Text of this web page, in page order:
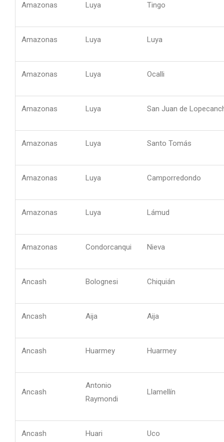
Amazonas Luya Tingo
Amazonas Luya Luya
Amazonas Luya Ocalli
Amazonas Luya San Juan de
Amazonas Luya Santo Tomás
Amazonas Luya Camporredondo
Amazonas Luya Lámud
Amazonas Condorcanqui Nieva
Ancash Bolognesi Chiquián
Ancash Aija Aija
Ancash Huarmey Huarmey
Ancash
Antonio
Raymondi
Llamellín
Ancash Huari Uco